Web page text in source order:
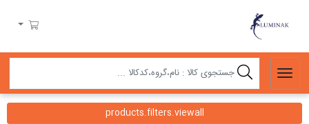
سبد خرید
products.filters.viewall